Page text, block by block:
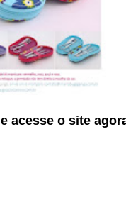
e acesse o site